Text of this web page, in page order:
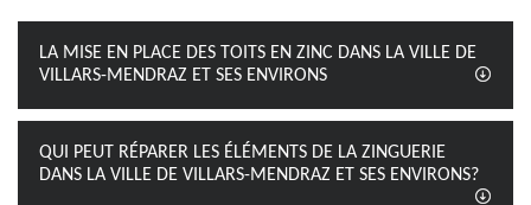
LA MISE EN PLACE DES TOITS EN ZINC DANS LA VILLE DE
VILLARS-MENDRAZ ET SES ENVIRONS
QUI PEUT RÉPARER LES ÉLÉMENTS DE LA ZINGUERIE
DANS LA VILLE DE VILLARS-MENDRAZ ET SES ENVIRONS?